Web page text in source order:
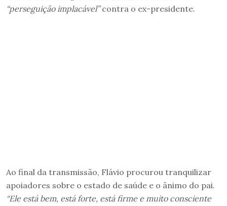
“perseguição implacável”contra o ex-presidente.
Ao final da transmissão, Flávio procurou tranquilizar
apoiadores sobre o estado de saúde e o ânimo do pai.
“Ele está bem, está forte, está firme e muito consciente